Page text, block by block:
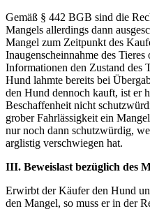
Gemäß § 442 BGB sind die
Mangels allerdings dann
Mangel zum Zeitpunkt des
Inaugenscheinnahme des
Informationen den Zustand des
Hund lahmte bereits bei
den Hund dennoch kauft, ist er
Beschaffenheit nicht
grober Fahrlässigkeit ein
nur noch dann schutzwürdig,
arglistig verschwiegen hat.
III. Beweislast bezüglich des
Erwirbt der Käufer den Hund
den Mangel, so muss er in der